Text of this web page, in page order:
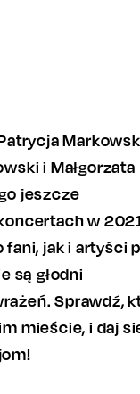
i Małgorzata
jeszcze
w
fani, jak i artyści
są głodni
Sprawdź,
mieście, i daj